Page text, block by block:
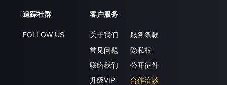
追踪社群
FOLLOW US
客户服务
关于我们
常见问题
联络我们
升级VIP
服务条款
隐私权
公开征件
合作洽談